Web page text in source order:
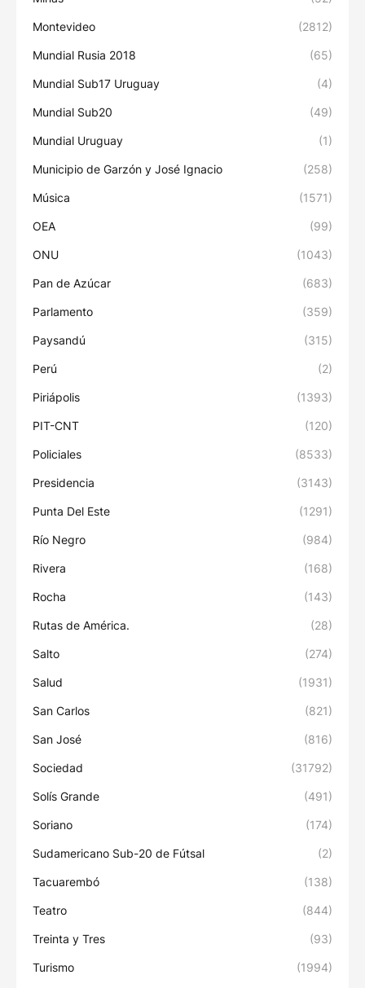
Montevideo (2812)
Mundial Rusia 2018 (65)
Mundial Sub17 Uruguay (4)
Mundial Sub20 (49)
Mundial Uruguay (1)
Municipio de Garzón y José Ignacio (258)
Música (1571)
OEA (99)
ONU (1043)
Pan de Azúcar (683)
Parlamento (359)
Paysandú (315)
Perú (2)
Piriápolis (1393)
PIT-CNT (120)
Policiales (8533)
Presidencia (3143)
Punta Del Este (1291)
Río Negro (984)
Rivera (168)
Rocha (143)
Rutas de América. (28)
Salto (274)
Salud (1931)
San Carlos (821)
San José (816)
Sociedad (31792)
Solís Grande (491)
Soriano (174)
Sudamericano Sub-20 de Fútsal (2)
Tacuarembó (138)
Teatro (844)
Treinta y Tres (93)
Turismo (1994)